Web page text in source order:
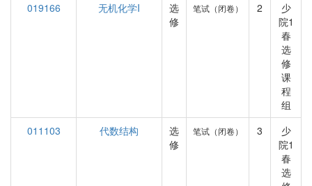
019166
无机化学I
选
修
笔试（闭卷） 2
少
院1
春
选
修
课
程
组
011103
代数结构
选
修
笔试（闭卷） 3
少
院1
春
选